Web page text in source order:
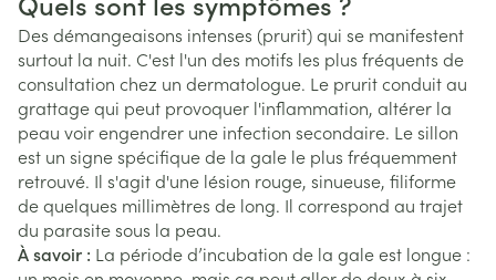
Des démangeaisons intenses (prurit) qui se manifestent
surtout la nuit. C'est l'un des motifs les plus fréquents de
consultation chez un dermatologue. Le prurit conduit au
grattage qui peut provoquer l'inflammation, altérer la
peau voir engendrer une infection secondaire. Le sillon
est un signe spécifique de la gale le plus fréquemment
retrouvé. Il s'agit d'une lésion rouge, sinueuse, filiforme
de quelques millimètres de long. Il correspond au trajet
du parasite sous la peau.
À savoir : La période d’incubation de la gale est longue :